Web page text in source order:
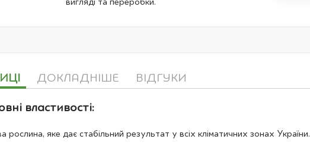
вигляді та переробки.
властивості:
яке дає стабільний результат у всіх кліматичних зонах України.
ДОКЛАДНІШЕ ВІДГУКИ